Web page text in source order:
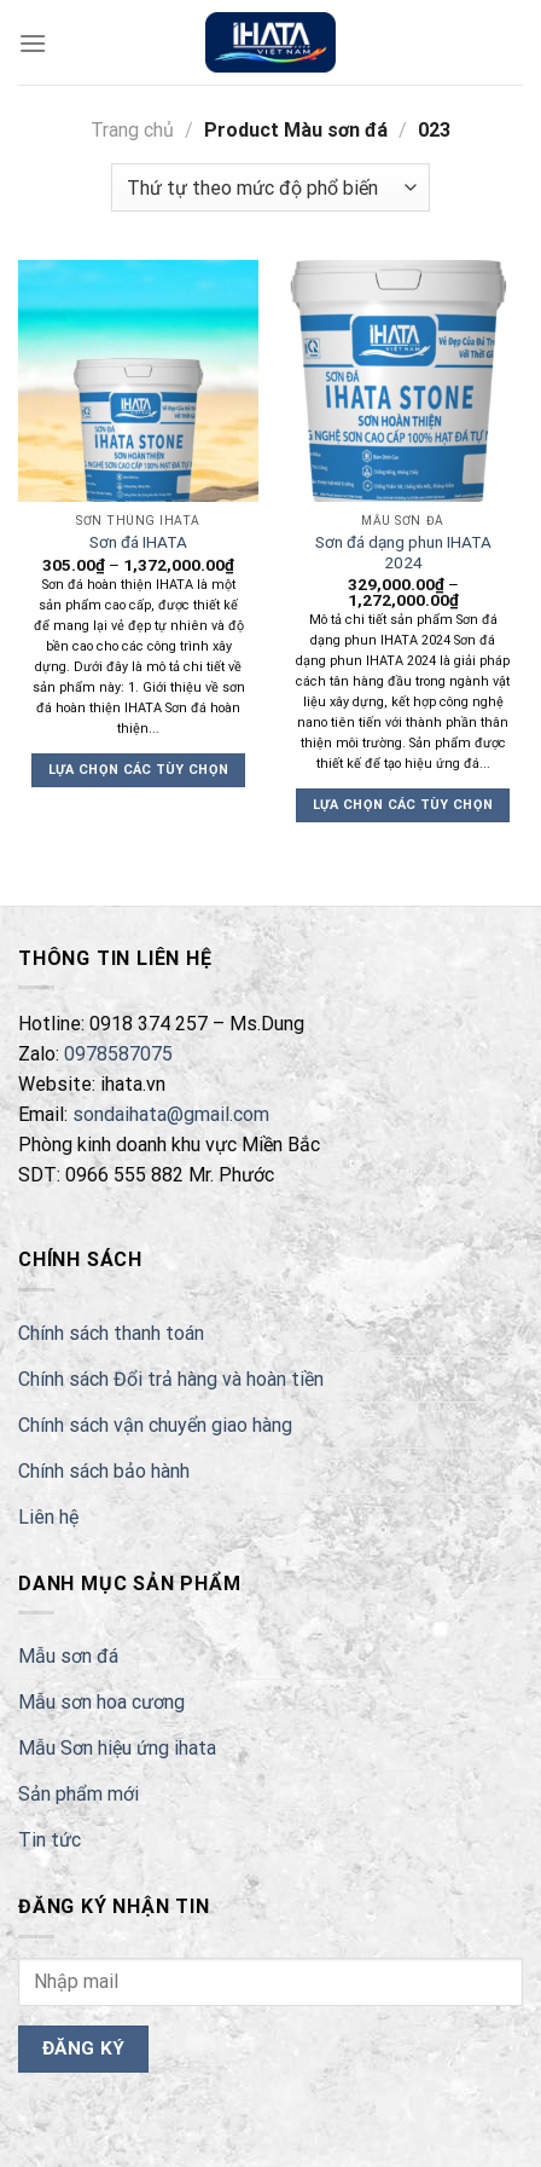
đến
Trang chủ / Product Màu sơn đá / 023
SƠN THÙNG IHATA
Sơn đá IHATA
305.00₫ – 1,372,000.00₫
Sơn đá hoàn thiện IHATA là một
sản phẩm cao cấp, được thiết kế
để mang lại vẻ đẹp tự nhiên và độ
bền cao cho các công trình xây
dựng. Dưới đây là mô tả chi tiết về
sản phẩm này: 1. Giới thiệu về sơn
đá hoàn thiện IHATA Sơn đá hoàn
thiện...
LỰA CHỌN CÁC TÙY CHỌN
thể.
chọn
có
thể
được
chọn
trên
trang
MẪU SƠN ĐÁ
Sơn đá dạng phun IHATA
2024
329,000.00₫–
1,272,000.00₫
Mô tả chi tiết sản phẩm Sơn đá
dạng phun IHATA 2024 Sơn đá
dạng phun IHATA 2024 là giải pháp
cách tân hàng đầu trong ngành vật
liệu xây dựng, kết hợp công nghệ
nano tiên tiến với thành phần thân
thiện môi trường. Sản phẩm được
thiết kế để tạo hiệu ứng đá...
LỰA CHỌN CÁC TÙY CHỌN
có
Các
thể
chọn
trên
trang
sản
phẩm
THÔNG TIN LIÊN HỆ
Hotline: 0918 374 257 – Ms.Dung
Zalo: 0978587075
Website: ihata.vn
Email: sondaihata@gmail.com
Phòng kinh doanh khu vực Miền Bắc
SDT: 0966 555 882 Mr. Phước
CHÍNH SÁCH
Chính sách thanh toán
Chính sách Đổi trả hàng và hoàn tiền
Chính sách vận chuyển giao hàng
Chính sách bảo hành
Liên hệ
DANH MỤC SẢN PHẨM
Mẫu sơn đá
Mẫu sơn hoa cương
Mẫu Sơn hiệu ứng ihata
Sản phẩm mới
Tin tức
ĐĂNG KÝ NHẬN TIN